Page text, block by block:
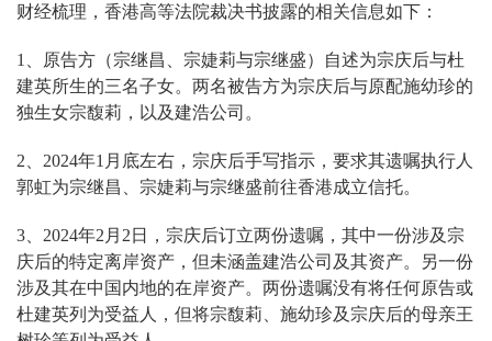
财经梳理，香港高等法院裁决书披露的相关信息如下：
1、原告方（宗继昌、宗婕莉与宗继盛）自述为宗庆后与杜
建英所生的三名子女。两名被告方为宗庆后与原配施幼珍的
独生女宗馥莉，以及建浩公司。
2、2024年1月底左右，宗庆后手写指示，要求其遗嘱执行人
郭虹为宗继昌、宗婕莉与宗继盛前往香港成立信托。
3、2024年2月2日，宗庆后订立两份遗嘱，其中一份涉及宗
庆后的特定离岸资产，但未涵盖建浩公司及其资产。另一份
涉及其在中国内地的在岸资产。两份遗嘱没有将任何原告或
杜建英列为受益人，但将宗馥莉、施幼珍及宗庆后的母亲王